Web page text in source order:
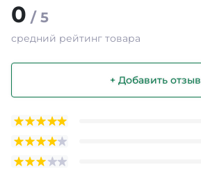
0 / 5
средний рейтинг товара
+ Добавить отзыв